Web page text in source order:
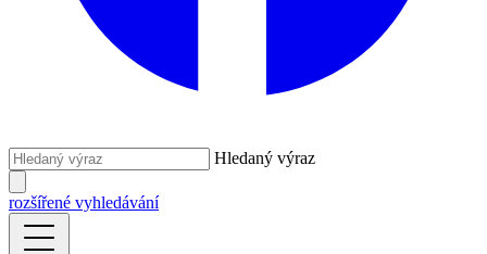
Hledaný výraz
rozšířené vyhledávání